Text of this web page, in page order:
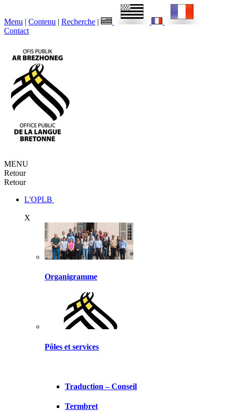
Menu | Contenu | Recherche |
Contact
MENU
Retour
Retour
L'OPLB
X
Organigramme
Pôles et services
Traduction – Conseil
Termbret